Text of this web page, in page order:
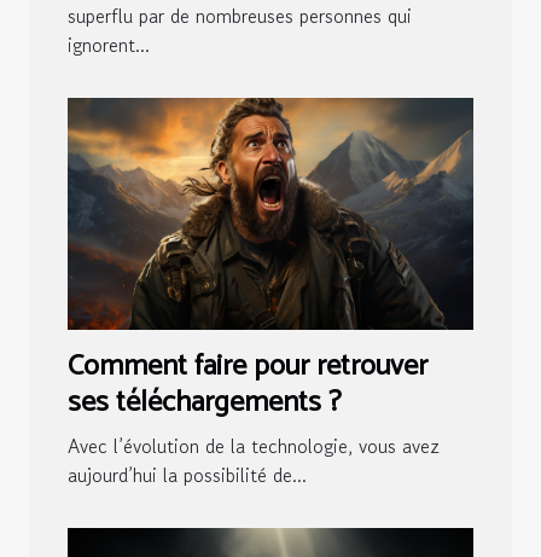
superflu par de nombreuses personnes qui
ignorent...
Comment faire pour retrouver
ses téléchargements ?
Avec l’évolution de la technologie, vous avez
aujourd’hui la possibilité de...